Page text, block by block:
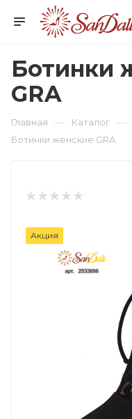
Ботинки
GRA
Главная — Каталог —
Ботинки женские GRA
Акция